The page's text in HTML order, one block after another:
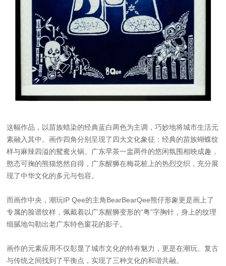
这幅作品，以苗族蜡染的经典蓝白两色为主调，巧妙地将城市生活元
素融入其中。画作四角分别呈现了四大文化象征：经典的苗族蝴蝶纹
样与麻辣四溢的鸳鸯火锅、广东早茶一盅两件的悠闲氛围相映成趣，
憨态可掬的熊猫悠然自得，广东醒狮在梅花桩上的热烈交织，充分展
现了中华文化的多元与包容。
而画作中央，潮玩IP Qee的主角BearBearQee熊仔形象更是画上了
专属的脸谱纹样，佩戴着以广东醒狮变形的“粤”字胸针，身上的纹理
细腻地勾勒出老广东特色窗花的影子。
画作的元素应用不仅彰显了城市文化的特有魅力，更是在潮玩、复古
与传统之间找到了平衡点，实现了三种文化的和谐共融。